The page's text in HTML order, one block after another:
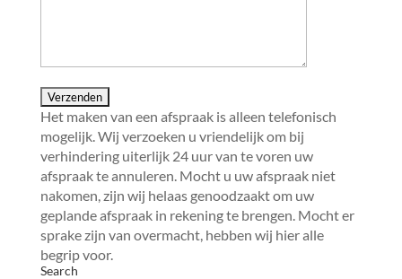
Het maken van een afspraak is alleen telefonisch
mogelijk. Wij verzoeken u vriendelijk om bij
verhindering uiterlijk 24 uur van te voren uw
afspraak te annuleren. Mocht u uw afspraak niet
nakomen, zijn wij helaas genoodzaakt om uw
geplande afspraak in rekening te brengen. Mocht er
sprake zijn van overmacht, hebben wij hier alle
begrip voor.
Search